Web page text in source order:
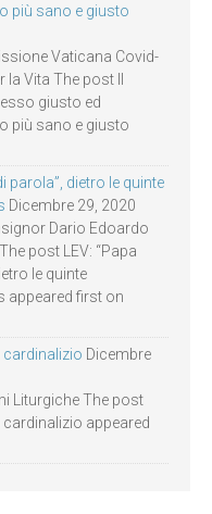
più sano e giusto
Vaticana Covid-
Vita The post Il
giusto ed
più sano e giusto
parola”, dietro le quinte
Dicembre 29, 2020
Dario Edoardo
post LEV: “Papa
le quinte
appeared first on
cardinalizio Dicembre
Liturgiche The post
cardinalizio appeared